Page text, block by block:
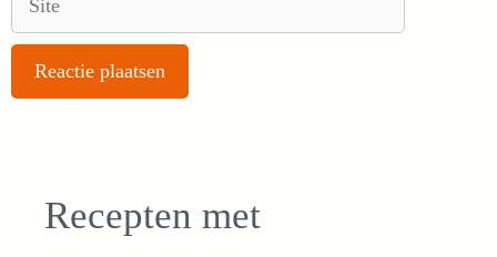
Recepten met